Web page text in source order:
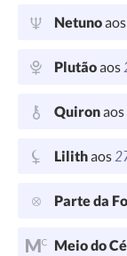
Netunoaos
Plutãoaos
Quironaos
Lilithaos
Parte da
Meio do